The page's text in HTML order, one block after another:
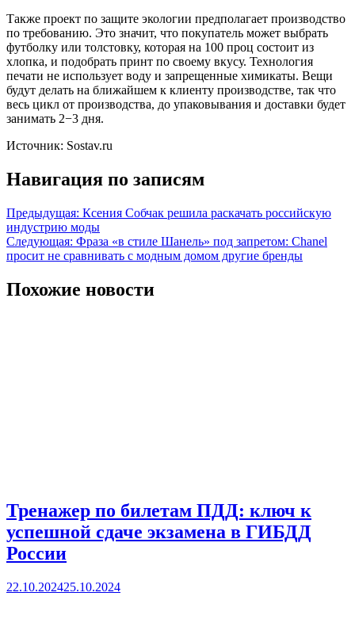
Также проект по защите экологии предполагает производство
по требованию. Это значит, что покупатель может выбрать
футболку или толстовку, которая на 100 проц состоит из
хлопка, и подобрать принт по своему вкусу. Технология
печати не использует воду и запрещенные химикаты. Вещи
будут делать на ближайшем к клиенту производстве, так что
весь цикл от производства, до упаковывания и доставки будет
занимать 2−3 дня.
Источник: Sostav.ru
Навигация по записям
Предыдущая: Ксения Собчак решила раскачать российскую
индустрию моды
Следующая: Фраза «в стиле Шанель» под запретом: Chanel
просит не сравнивать с модным домом другие бренды
Похожие новости
Тренажер по билетам ПДД: ключ к
успешной сдаче экзамена в ГИБДД
России
22.10.202425.10.2024